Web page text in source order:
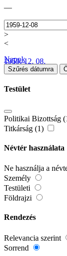
—
>
<
1959. 12. 08.
Napok
Szűrés dátumra
Testület
Politikai Bizottság
Titkárság (1)
Névtér használata
Ne használja a
Személy
Testületi
Földrajzi
Rendezés
Relevancia szerint
Sorrend